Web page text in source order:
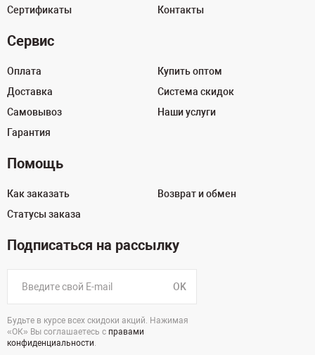
Сертификаты
Контакты
Сервис
Оплата
Доставка
Самовывоз
Гарантия
Купить оптом
Система скидок
Наши услуги
Помощь
Как заказать
Статусы заказа
Возврат и обмен
Подписаться на рассылку
OK
Будьте в курсе всех скидоки акций. Нажимая
«ОК» Вы соглашаетесь с правами
конфиденциальности.